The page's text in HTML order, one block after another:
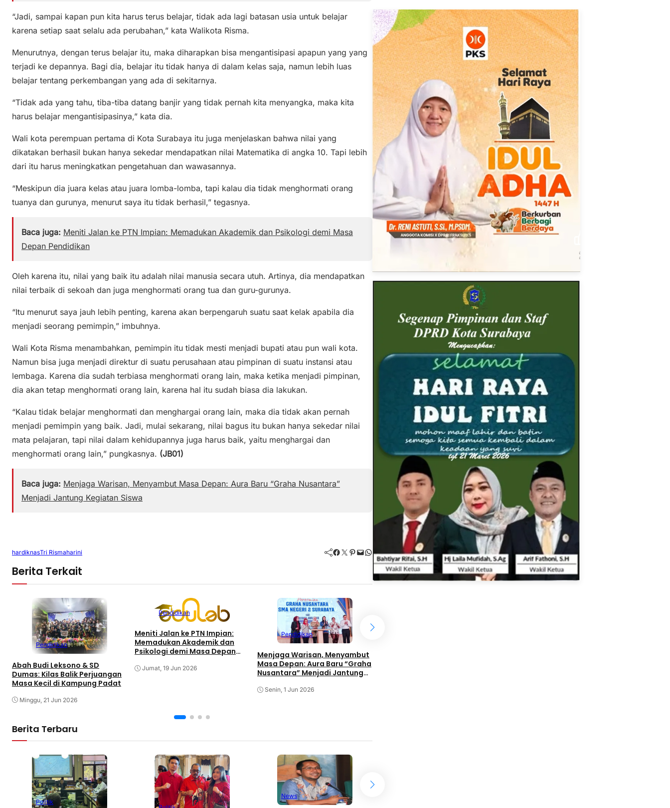
“Jadi, sampai kapan pun kita harus terus belajar, tidak ada lagi batasan usia untuk belajar
karena setiap saat selalu ada perubahan,” kata Walikota Risma.
Menurutnya, dengan terus belajar itu, maka diharapkan bisa mengantisipasi apapun yang yang
terjadi ke depannya. Bagi dia, belajar itu tidak hanya di dalam kelas saja, namun lebih luas
belajar tentang perkembangan yang ada di sekitarnya.
“Tidak ada yang tahu, tiba-tiba datang banjir yang tidak pernah kita menyangka, maka kita
harus belajar mengantisipasinya,” kata dia.
Wali kota perempuan pertama di Kota Surabaya itu juga menjelaskan bahwa nilai yang
dikatakan berhasil bukan hanya sekedar mendapatkan nilai Matematika di angka 10. Tapi lebih
dari itu harus meningkatkan pengetahuan dan wawasannya.
“Meskipun dia juara kelas atau juara lomba-lomba, tapi kalau dia tidak menghormati orang
tuanya dan gurunya, menurut saya itu tidak berhasil,” tegasnya.
Baca juga: Meniti Jalan ke PTN Impian: Memadukan Akademik dan Psikologi demi Masa
Depan Pendidikan
Oleh karena itu, nilai yang baik itu adalah nilai manusia secara utuh. Artinya, dia mendapatkan
nilai terbaik di sekoah dan juga menghormati orang tua dan guru-gurunya.
“Itu menurut saya jauh lebih penting, karena akan berpengaruh suatu saat kelak apabila dia
menjadi seorang pemimpin,” imbuhnya.
Wali Kota Risma menambahkan, pemimpin itu tidak mesti menjadi bupati atau pun wali kota.
Namun bisa juga menjadi direktur di suatu perusahaan atau pimpinan di suatu instansi atau
lembaga. Karena dia sudah terbiasa menghormati orang lain, maka ketika menjadi pimpinan,
dia akan tetap menghormati orang lain, karena hal itu sudah biasa dia lakukan.
“Kalau tidak belajar menghormati dan menghargai orang lain, maka dia tidak akan pernah
menjadi pemimpin yang baik. Jadi, mulai sekarang, nilai bagus itu bukan hanya sekedar nilai
mata pelajaran, tapi nilai dalam kehidupannya juga harus baik, yaitu menghargai dan
menghormati orang lain,” pungkasnya. (JB01)
Baca juga: Menjaga Warisan, Menyambut Masa Depan: Aura Baru “Graha Nusantara”
Menjadi Jantung Kegiatan Siswa
hardiknasTri Rismaharini Facebook Twitter Pinterest Mail WhatsApp
Berita Terkait
Pendidikan
Abah Budi Leksono & SD
Dumas: Kilas Balik Perjuangan
Masa Kecil di Kampung Padat
Minggu, 21 Jun 2026
Pendidikan
Meniti Jalan ke PTN Impian:
Memadukan Akademik dan
Psikologi demi Masa Depan
Jumat, 19 Jun 2026
Pendidikan
Menjaga Warisan, Menyambut
Masa Depan: Aura Baru “Graha
Nusantara” Menjadi Jantung
Senin, 1 Jun 2026
Berita Terbaru
Politik
News